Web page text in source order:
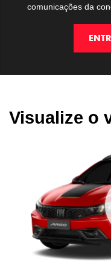
comunicações da
Visualize o